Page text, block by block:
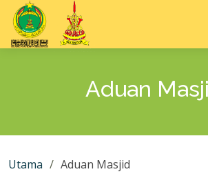
Aduan
Utama Aduan Masjid